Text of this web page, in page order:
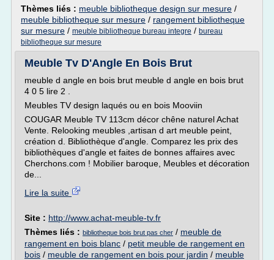
Thèmes liés : meuble bibliotheque design sur mesure /
meuble bibliotheque sur mesure / rangement bibliotheque
sur mesure / meuble bibliotheque bureau integre / bureau
bibliotheque sur mesure
Meuble Tv D'Angle En Bois Brut
meuble d angle en bois brut meuble d angle en bois brut
4 0 5 lire 2 .
Meubles TV design laqués ou en bois Mooviin
COUGAR Meuble TV 113cm décor chêne naturel Achat
Vente. Relooking meubles ,artisan d art meuble peint,
création d. Bibliothèque d'angle. Comparez les prix des
bibliothèques d'angle et faites de bonnes affaires avec
Cherchons.com ! Mobilier baroque, Meubles et décoration
de...
Lire la suite
Site : http://www.achat-meuble-tv.fr
Thèmes liés : bibliotheque bois brut pas cher / meuble de
rangement en bois blanc / petit meuble de rangement en
bois / meuble de rangement en bois pour jardin / meuble